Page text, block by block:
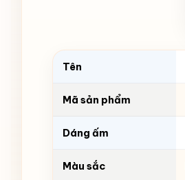
Tên
Mã sản phẩm
Dáng ấm
Màu sắc